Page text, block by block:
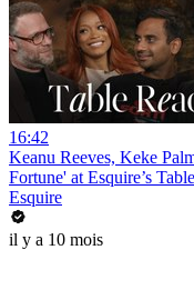
16:42
Keanu Reeves, Keke
Fortune' at Esquire’s
Esquire
il y a 10 mois